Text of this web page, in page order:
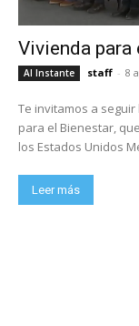
Vivienda para
Al Instante staff - 8
Te invitamos a
para el Bienestar,
los Estados Unidos
Leer más